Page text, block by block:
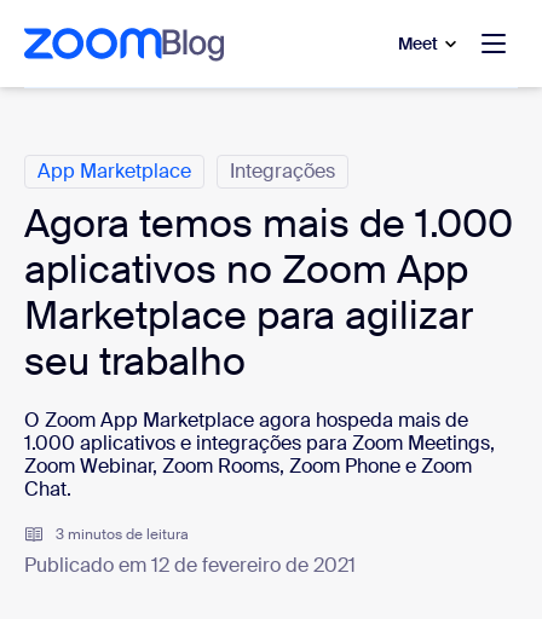
principal
chat de ajuda
Meet
App Marketplace Integrações
Agora temos mais de 1.000
aplicativos no Zoom App
Marketplace para agilizar
seu trabalho
O Zoom App Marketplace agora hospeda mais de
1.000 aplicativos e integrações para Zoom Meetings,
Zoom Webinar, Zoom Rooms, Zoom Phone e Zoom
Chat.
3 minutos de leitura
Publicado em 12 de fevereiro de 2021